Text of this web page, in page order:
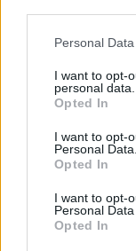
Personal
I want to opt-
personal data.
Opted In
I want to opt-
Personal Data.
Opted In
I want to opt-
Personal
Opted In
DIGITAL HEALTH
ΠΟΜΕΠ: «Το
ολοκληρώθηκε,